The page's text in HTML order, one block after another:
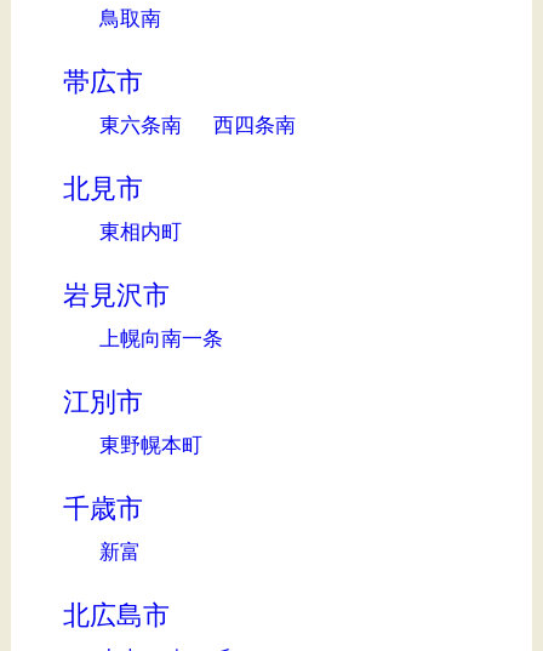
鳥取南
帯広市
東六条南 西四条南
北見市
東相内町
岩見沢市
上幌向南一条
江別市
東野幌本町
千歳市
新富
北広島市